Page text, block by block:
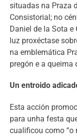
situadas na Praza
Consistorial; no
Daniel de la Sota e
luz proxéctase
na emblemática
pregón e a queima
Un entroido
Esta acción
para unha festa
cualificou como “o